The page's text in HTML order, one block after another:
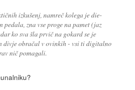
izkušenj, namreč kolega je die-
zna vse proge na pamet (jaz
ko sva šla prvič na gokard se je
divje obračal v ovinkih - vsi ti digitalno
nič pomagali.